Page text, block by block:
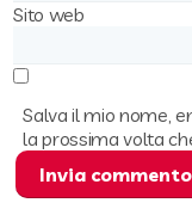
Sito web
Salva il mio nome,
la prossima volta